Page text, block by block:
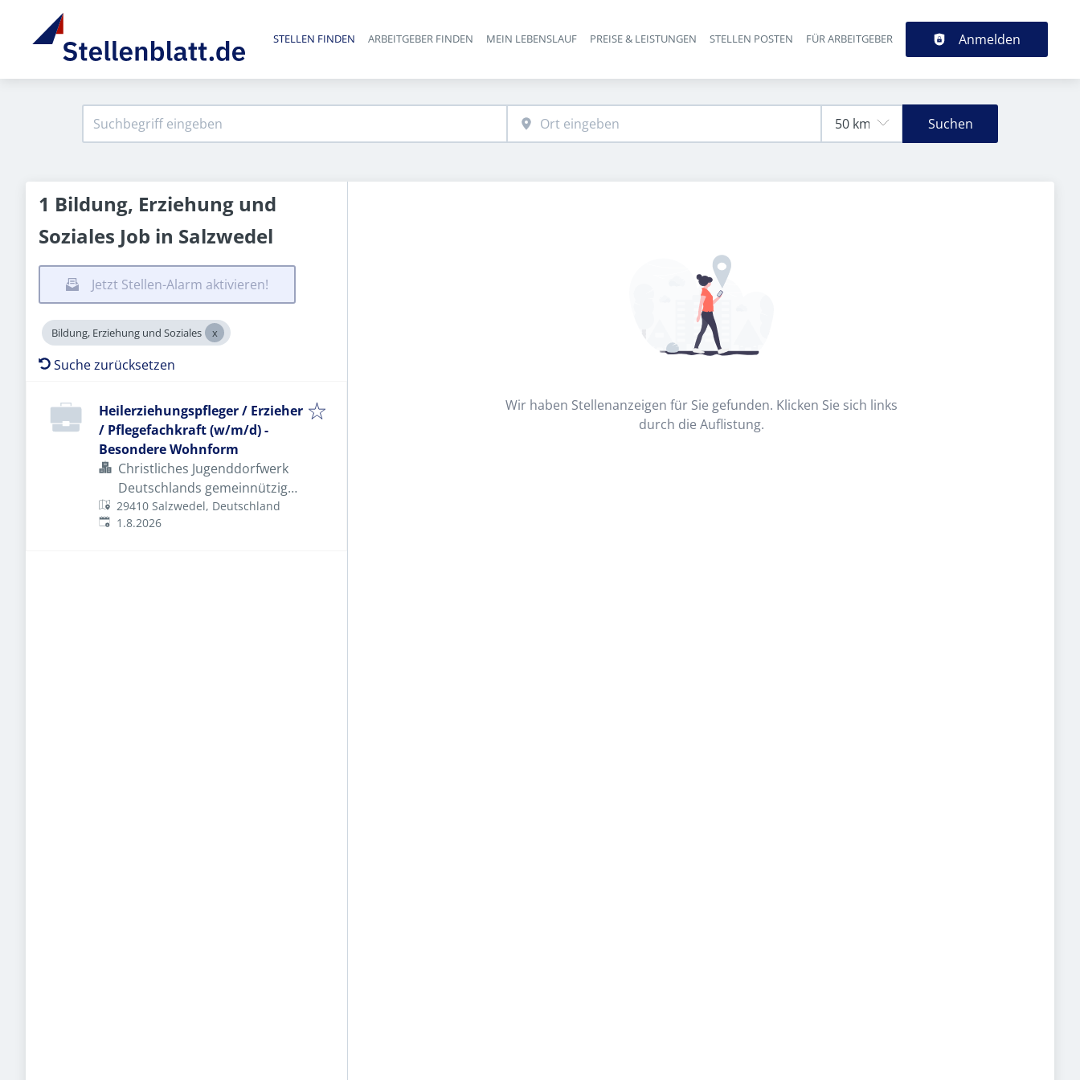
Haupt-Navigation
STELLEN FINDEN ARBEITGEBER FINDEN MEIN LEBENSLAUF PREISE & LEISTUNGEN STELLEN POSTEN FÜR ARBEITGEBER Anmelden
Suchen
1 Bildung, Erziehung und
Soziales Job in Salzwedel
Jetzt Stellen-Alarm aktivieren!
Bildung, Erziehung und Soziales
Suche zurücksetzen
Heilerziehungspfleger / Erzieher
/ Pflegefachkraft (w/m/d) -
Besondere Wohnform
Christliches Jugenddorfwerk
Deutschlands gemeinnütziger
e.V. (CJD)
29410 Salzwedel, Deutschland
Veröffentlicht
1.8.2026
Wir haben Stellenanzeigen für Sie gefunden. Klicken Sie sich links
durch die Auflistung.